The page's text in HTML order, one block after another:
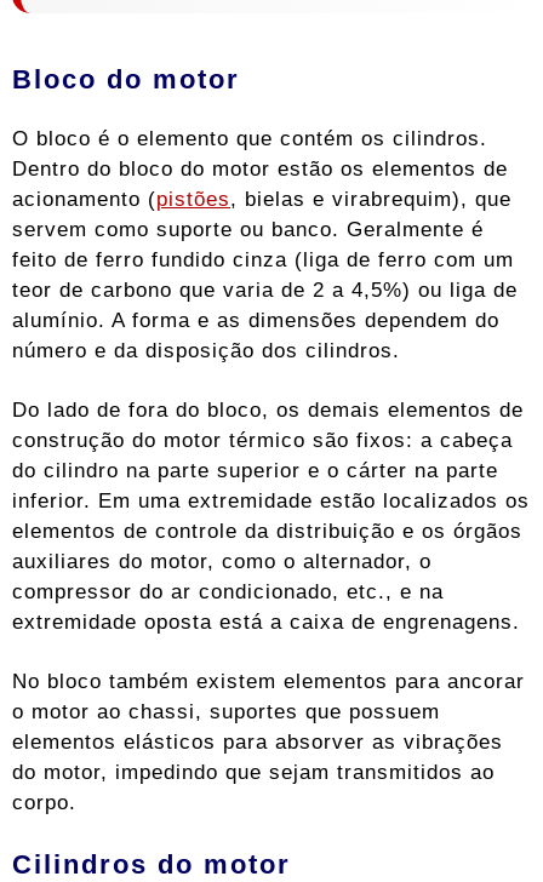
Bloco do motor
O bloco é o elemento que contém os cilindros.
Dentro do bloco do motor estão os elementos de
acionamento (pistões, bielas e virabrequim), que
servem como suporte ou banco. Geralmente é
feito de ferro fundido cinza (liga de ferro com um
teor de carbono que varia de 2 a 4,5%) ou liga de
alumínio. A forma e as dimensões dependem do
número e da disposição dos cilindros.
Do lado de fora do bloco, os demais elementos de
construção do motor térmico são fixos: a cabeça
do cilindro na parte superior e o cárter na parte
inferior. Em uma extremidade estão localizados os
elementos de controle da distribuição e os órgãos
auxiliares do motor, como o alternador, o
compressor do ar condicionado, etc., e na
extremidade oposta está a caixa de engrenagens.
No bloco também existem elementos para ancorar
o motor ao chassi, suportes que possuem
elementos elásticos para absorver as vibrações
do motor, impedindo que sejam transmitidos ao
corpo.
Cilindros do motor